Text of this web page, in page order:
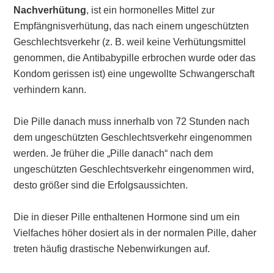
Nachverhütung, ist ein hormonelles Mittel zur
Empfängnisverhütung, das nach einem ungeschützten
Geschlechtsverkehr (z. B. weil keine Verhütungsmittel
genommen, die Antibabypille erbrochen wurde oder das
Kondom gerissen ist) eine ungewollte Schwangerschaft
verhindern kann.
Die Pille danach muss innerhalb von 72 Stunden nach
dem ungeschützten Geschlechtsverkehr eingenommen
werden. Je früher die „Pille danach“ nach dem
ungeschützten Geschlechtsverkehr eingenommen wird,
desto größer sind die Erfolgsaussichten.
Die in dieser Pille enthaltenen Hormone sind um ein
Vielfaches höher dosiert als in der normalen Pille, daher
treten häufig drastische Nebenwirkungen auf.